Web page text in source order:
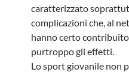
caratterizzato
complicazioni che, al
hanno certo
purtroppo gli effetti.
Lo sport giovanile non